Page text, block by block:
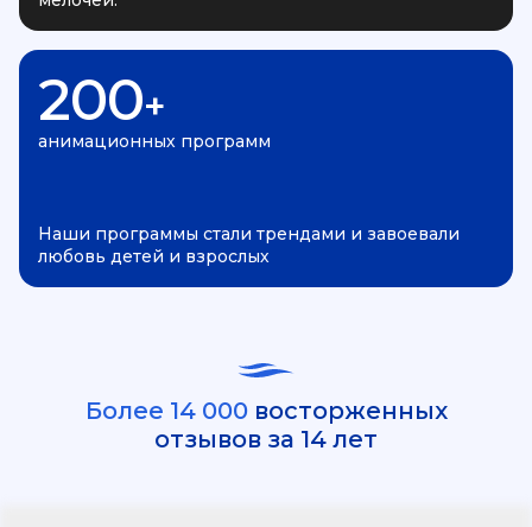
200+
анимационных программ
Наши программы стали трендами и завоевали
любовь детей и взрослых
Более 14 000восторженных
отзывов за 14 лет